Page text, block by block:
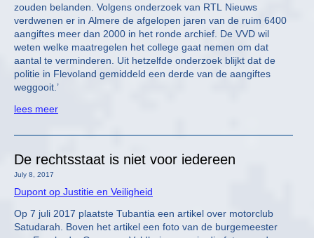
zouden belanden. Volgens onderzoek van RTL Nieuws
verdwenen er in Almere de afgelopen jaren van de ruim 6400
aangiftes meer dan 2000 in het ronde archief. De VVD wil
weten welke maatregelen het college gaat nemen om dat
aantal te verminderen. Uit hetzelfde onderzoek blijkt dat de
politie in Flevoland gemiddeld een derde van de aangiftes
weggooit.’
lees meer
De rechtsstaat is niet voor iedereen
July 8, 2017
Dupont op Justitie en Veiligheid
Op 7 juli 2017 plaatste Tubantia een artikel over motorclub
Satudarah. Boven het artikel een foto van de burgemeester